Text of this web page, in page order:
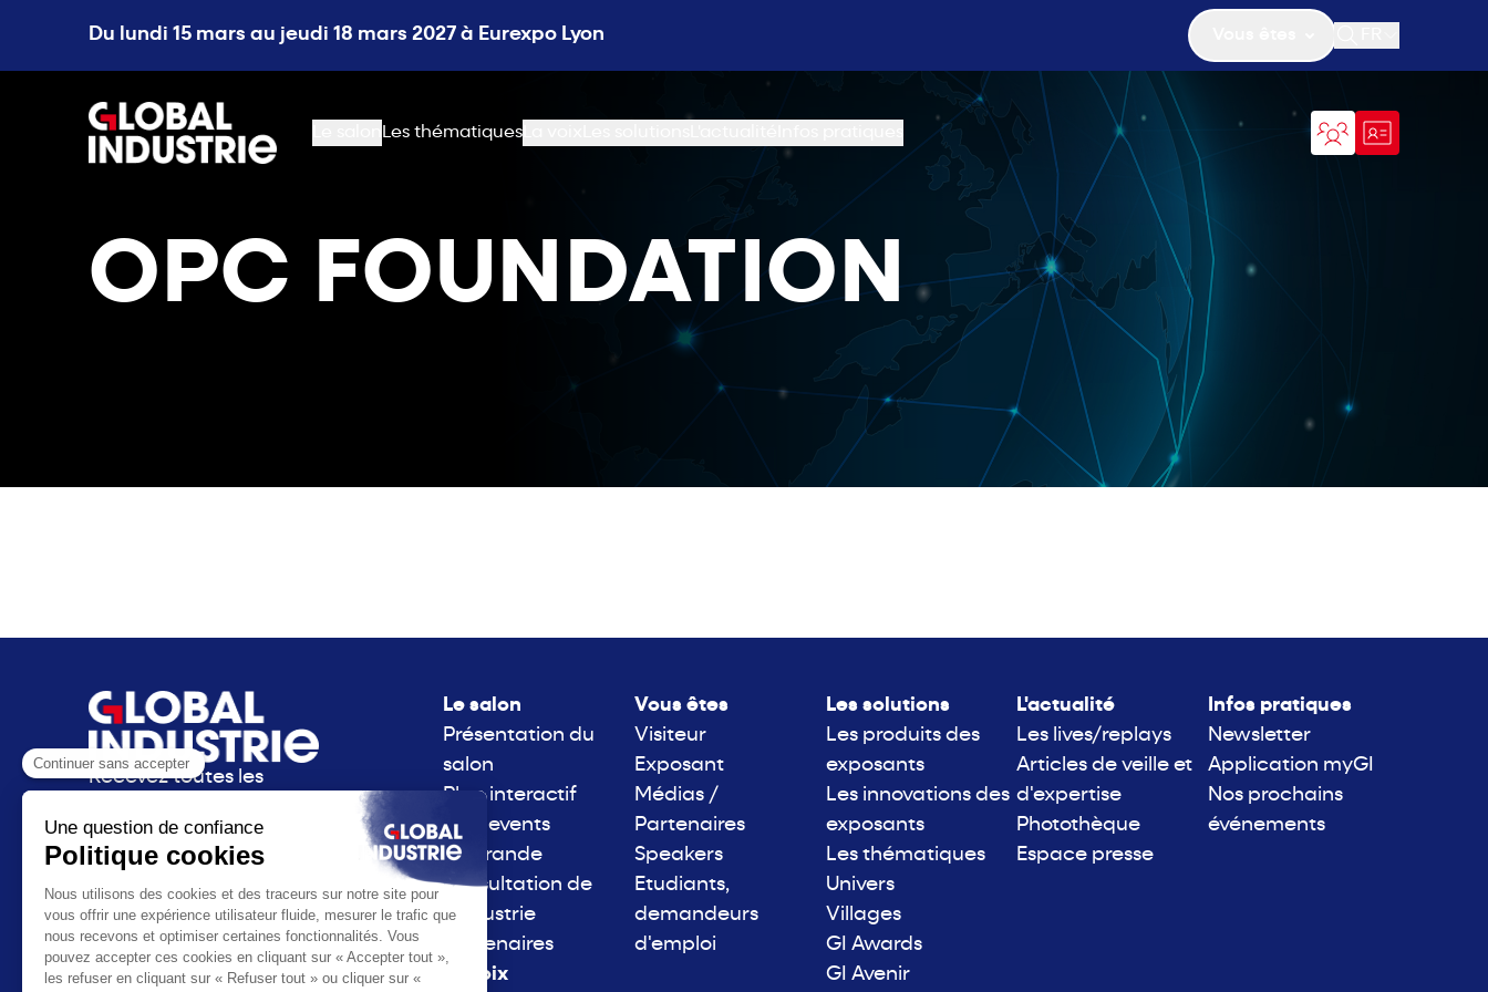
Du lundi 15 mars au jeudi 18 mars 2027 à Eurexpo Lyon
Ouvrir la
page.home
Les thématiques
OPC FOUNDATION
Recevez toutes les
Industrie directement
dans votre boite mail.
S'inscrire à la newsletter
Le salon
Présentation du
salon
Plan interactif
Side events
La grande
consultation de
l'Industrie
Partenaires
La voix
Vous êtes
Visiteur
Exposant
Médias /
Partenaires
Speakers
Etudiants,
demandeurs
d'emploi
Les solutions
Les produits des
exposants
Les innovations des
exposants
Les thématiques
Univers
Villages
GI Awards
GI Avenir
L'actualité
Les lives/replays
Articles de veille et
d'expertise
Photothèque
Espace presse
Infos pratiques
Newsletter
Application myGI
Nos prochains
événements